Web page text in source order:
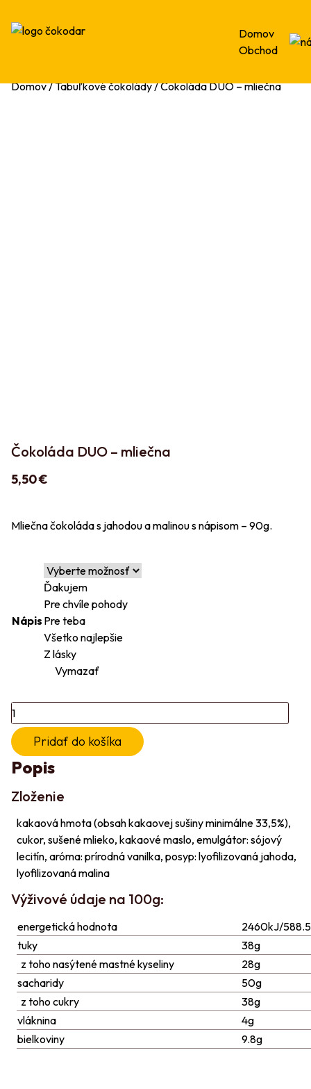
Domov
Obchod
Domov/Tabuľkové čokolády/ Čokoláda DUO – mliečna
Čokoláda DUO – mliečna
5,50€
Mliečna čokoláda s jahodou a malinou s nápisom – 90g.
Nápis
Ďakujem
Pre chvíle pohody
Pre teba
Všetko najlepšie
Z lásky
Vymazať
množstvo
Čokoláda
DUO
-
mliečna
Pridať do košíka
Popis
Zloženie
kakaová hmota (obsah kakaovej sušiny minimálne 33,5%),
cukor, sušené mlieko, kakaové maslo, emulgátor: sójový
lecitín, aróma: prírodná vanilka, posyp: lyofilizovaná jahoda,
lyofilizovaná malina
Výživové údaje na 100g:
energetická hodnota
2460kJ/
tuky
38g
z toho nasýtené mastné kyseliny
28g
sacharidy
50g
z toho cukry
38g
vláknina
4g
bielkoviny
9.8g